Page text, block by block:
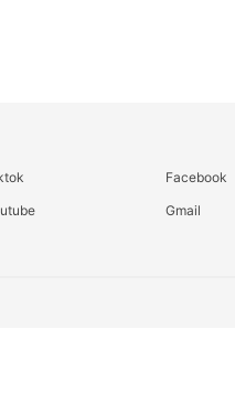
Facebook
Gmail